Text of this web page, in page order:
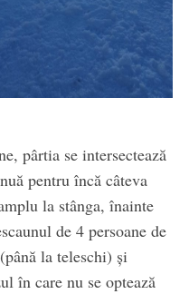
pârtia se intersectează
pentru încă câteva
la stânga, înainte
de 4 persoane de
la teleschi) și
în care nu se optează